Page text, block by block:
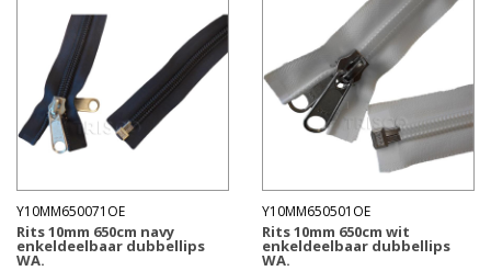
Y10MM650071OE
Rits 10mm 650cm navy
enkeldeelbaar dubbellips
WA.
Y10MM650501OE
Rits 10mm 650cm wit
enkeldeelbaar dubbellips
WA.